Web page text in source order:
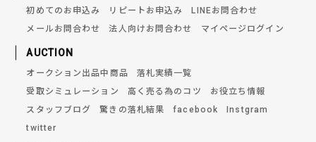
初めてのお申込み リピートお申込み
LINEお問合わせ
メールお問合わせ
法人向けお問合わせ マイページログイン
AUCTION
オークション出品中商品
落札実績一覧
受取シミュレーション
高く売る為のコツ
お役立ち情報
スタッフブログ
驚きの落札結果 facebook
Instgram
twitter